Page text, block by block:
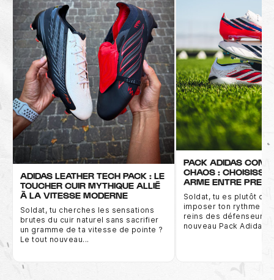
ADIDAS LEATHER TECH PACK : LE
TOUCHER CUIR MYTHIQUE ALLIÉ
À LA VITESSE MODERNE
Soldat, tu cherches les sensations
brutes du cuir naturel sans sacrifier
un gramme de ta vitesse de pointe ?
Le tout nouveau...
PACK ADIDAS
CHAOS :
ARME ENTRE
Soldat, tu es plutôt du
imposer ton rythme
reins des défenseurs
nouveau Pack Adidas...